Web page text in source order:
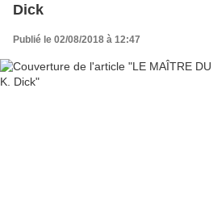
Dick
Publié le 02/08/2018 à 12:47